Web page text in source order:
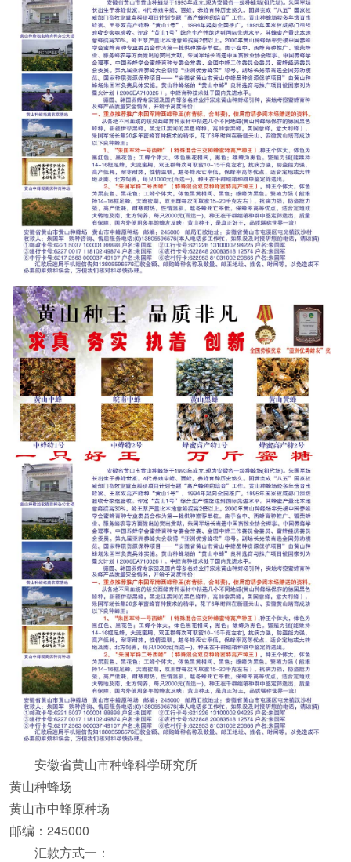
安徽省黄山市种蜂科学研究所
黄山种蜂场
黄山市中蜂原种场
邮编：245000
汇款方式一：